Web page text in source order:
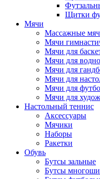
Щитки
Мячи
Массажные
Мячи
Мячи для
Мячи для
Мячи для
Мячи для
Мячи для
Мячи для
Настольный теннис
Аксессуары
Мячики
Наборы
Ракетки
Обувь
Бутсы зальные
Бутсы